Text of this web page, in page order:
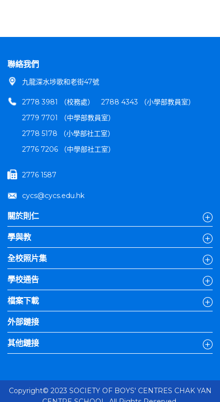
聯絡我們
九龍深水埗歌和老街47號
2778 3981 （校務處）
2788 4343 （小學部教員室）
2779 7701 （中學部教員室）
2778 5178 （小學部社工室）
2776 7206 （中學部社工室）
2776 1587
cycs@cycs.edu.hk
關於則仁
學與教
全校照片集
學校通告
檔案下載
外部鏈接
其他鏈接
Copyright© 2023 SOCIETY OF BOYS' CENTRES CHAK YAN